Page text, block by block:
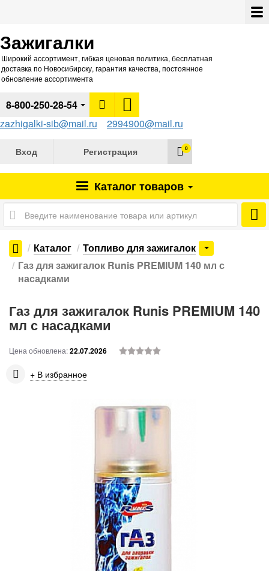
Зажигалки
Широкий ассортимент, гибкая ценовая политика, бесплатная
доставка по Новосибирску, гарантия качества, постоянное
обновление ассортимента
8-800-250-28-54
zazhigalki-sib@mail.ru
2994900@mail.ru
Вход Регистрация 0
Каталог товаров
Каталог
Топливо для зажигалок
Газ для зажигалок Runis PREMIUM 140 мл с
насадками
Газ для зажигалок Runis PREMIUM 140
мл с насадками
Цена обновлена:22.07.2026